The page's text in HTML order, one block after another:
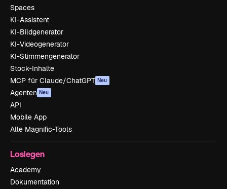
Spaces
KI-Assistent
KI-Bildgenerator
KI-Videogenerator
KI-Stimmengenerator
Stock-Inhalte
MCP für Claude/ChatGPT Neu
Agenten Neu
API
Mobile App
Alle Magnific-Tools
Loslegen
Academy
Dokumentation